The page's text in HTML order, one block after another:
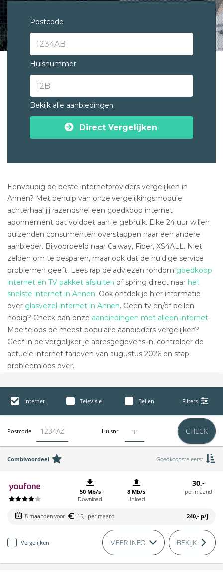
Postcode
Huisnummer
Bekijk alle aanbiedingen
Direct Vergelijken
Eenvoudig de beste internetproviders vergelijken in
Annen? Met behulp van onze vergelijkingsmodule
achterhaal jij razendsnel een goedkoop internet
abonnement dat voldoet aan je gebruik. Elke 24 uur willen
duizenden consumenten overstappen naar een andere
aanbieder. Bijvoorbeeld naar Caiway, Fiber, XS4ALL. Niet
zelden om te besparen, maar ook dat de huidige service
problemen geeft. Lees rap de adviezen rondom goedkoop
internet en TV pakket afsluiten of spring direct naar het
snelste internet in Annen. Ook ontdek je hier informatie
over glasvezel internet in Annen. Geen tv en/of bellen
nodig? Check dan onze aanbiedingen met alleen internet.
Moeiteloos de meest populaire aanbieders vergelijken?
Geef in de vergelijker je adresgegevens in, controleer de
actuele internet tarieven van augustus 2026 en stap
probleemloos over.
Internet Televisie Bellen Filters
Postcode Huisnr. CHECK
Combivoordeel Goedkoopste eerst
50 Mb/s
Download
8 Mb/s
Upload
30,-
per maand
8 maanden voor 15,- per maand 240,- p/j
Vergelijken MEER INFO BEKIJK